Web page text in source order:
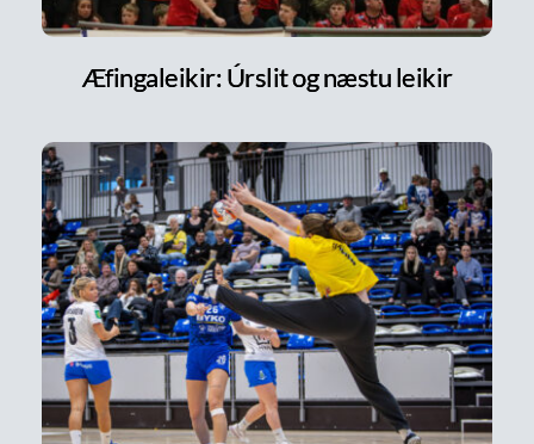
Æfingaleikir: Úrslit og næstu leikir